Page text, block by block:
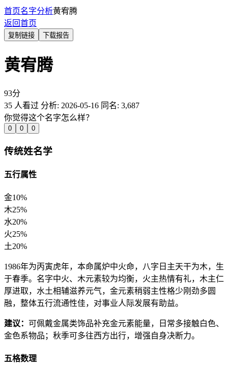
首页名字分析黄宥腾
返回首页
复制链接 下载报告
黄宥腾
93分
35 人看过 分析: 2026-05-16 同名: 3,687
你觉得这个名字怎么样？
0 0 0
传统姓名学
五行属性
金10%
木25%
水20%
火25%
土20%
1986年为丙寅虎年，本命属炉中火命，八字日主天干为木，生
于春季。名字中火、木元素较为均衡，火主热情有礼，木主仁
厚进取，水土相辅滋养元气，金元素稍弱主性格少刚劲多圆
融，整体五行流通性佳，对事业人际发展有助益。
建议： 可佩戴金属类饰品补充金元素能量，日常多接触白色、
金色系物品；秋季可多往西方出行，增强自身决断力。
五格数理